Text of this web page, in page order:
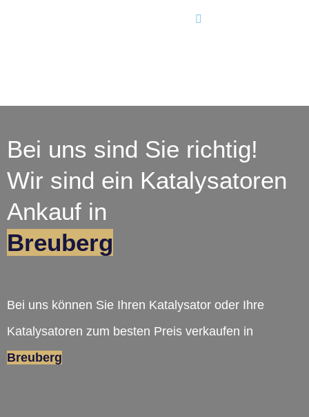
Bei uns sind Sie richtig!
Wir sind ein Katalysatoren
Ankauf in
Breuberg
Bei uns können Sie Ihren Katalysator oder Ihre
Katalysatoren zum besten Preis verkaufen in
Breuberg